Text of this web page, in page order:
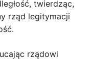
twierdząc,
rząd legitymacji
rządowi